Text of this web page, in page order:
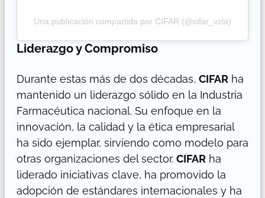
Una publicación compartida por CIFAR (@cifar_vzla)
Liderazgo y Compromiso
Durante estas más de dos décadas, CIFAR ha
mantenido un liderazgo sólido en la Industria
Farmacéutica nacional. Su enfoque en la
innovación, la calidad y la ética empresarial
ha sido ejemplar, sirviendo como modelo para
otras organizaciones del sector. CIFAR ha
liderado iniciativas clave, ha promovido la
adopción de estándares internacionales y ha